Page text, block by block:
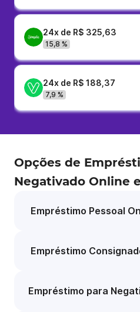
24x de R$ 325,63
15,8 %
24x de R$ 188,37
7,9 %
Opções de
Negativado Online
Empréstimo Pessoal
Empréstimo
Empréstimo para